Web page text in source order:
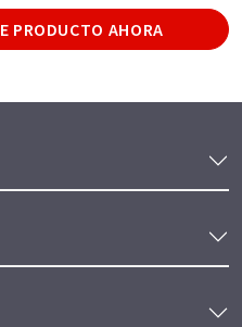
PRODUCTO AHORA